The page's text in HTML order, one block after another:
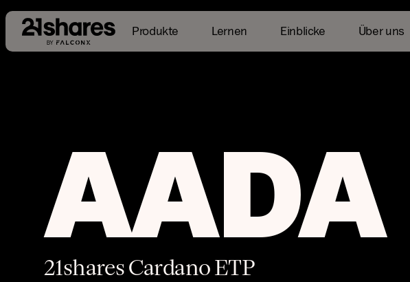
Produkte Lernen Einblicke Über uns
AADA
21shares Cardano ETP